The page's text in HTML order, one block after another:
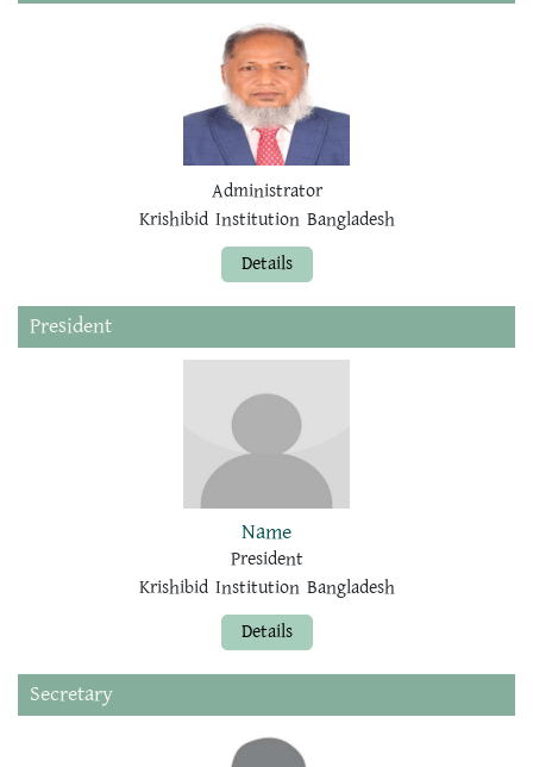
Administrator
Krishibid Institution Bangladesh
Details
President
Name
President
Krishibid Institution Bangladesh
Details
Secretary